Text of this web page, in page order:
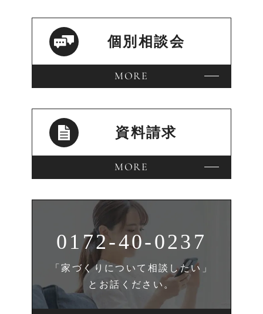
個別相談会
MORE
資料請求
MORE
0172-40-0237
「家づくりについて相談したい」
とお話ください。